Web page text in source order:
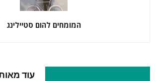
המומחים להום סטיילינג
עוד